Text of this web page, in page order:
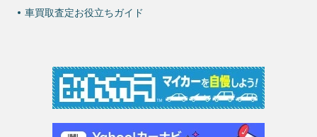
車買取査定お役立ちガイド